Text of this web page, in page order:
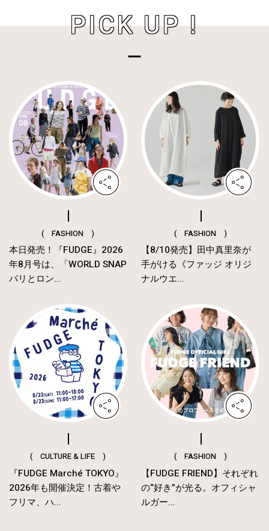
PICK UP !
( FASHION )
本日発売！『FUDGE』2026
年8月号は、「WORLD SNAP
パリとロン...
( FASHION )
【8/10発売】田中真里奈が
手がける《ファッジ オリジ
ナルウエ...
( CULTURE & LIFE )
『FUDGE Marché TOKYO』
2026年も開催決定！古着や
フリマ、ハ...
( FASHION )
【FUDGE FRIEND】それぞれ
の“好き”が光る。オフィシャ
ルガー...